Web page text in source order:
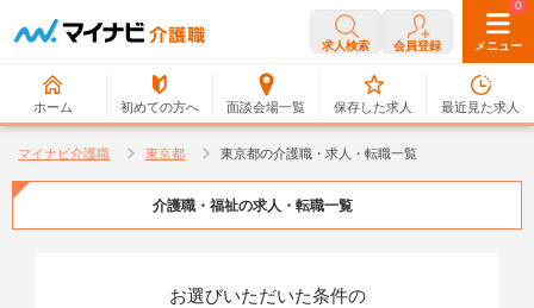
求人検索 会員登録 メニュー
ホーム 初めての方へ 面談会場一覧
0
保存した求人
0
最近見た求人
マイナビ介護職 東京都 東京都の介護職・求人・転職一覧
介護職・福祉の求人・転職一覧
お選びいただいた条件の